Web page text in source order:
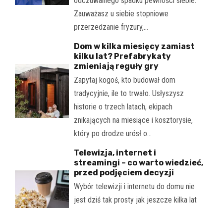
Zauważasz u siebie stopniowe
przerzedzanie fryzury,…
Dom w kilka miesięcy zamiast
kilku lat? Prefabrykaty
zmieniają reguły gry
Zapytaj kogoś, kto budował dom
tradycyjnie, ile to trwało. Usłyszysz
historie o trzech latach, ekipach
znikających na miesiące i kosztorysie,
który po drodze urósł o…
Telewizja, internet i
streamingi – co warto wiedzieć,
przed podjęciem decyzji
Wybór telewizji i internetu do domu nie
jest dziś tak prosty jak jeszcze kilka lat